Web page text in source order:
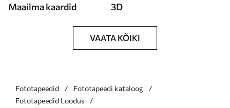
Maailma kaardid 3D
VAATA KÕIKI
Fototapeedid
Fototapeedi kataloog
Fototapeedid Loodus